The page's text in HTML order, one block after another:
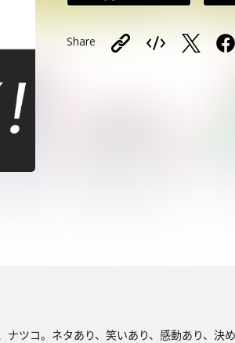
Share
ツコ。ネタあり、笑いあり、感動あり、決